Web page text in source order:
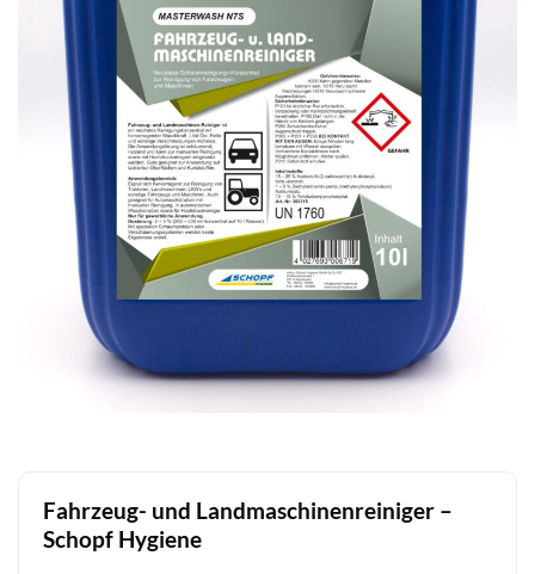
Fahrzeug- und Landmaschinenreiniger –
Schopf Hygiene